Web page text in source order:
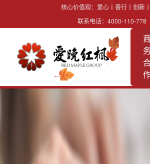
核心价值观：爱心丨善行丨创新
联系电话： 4000-110-778
商